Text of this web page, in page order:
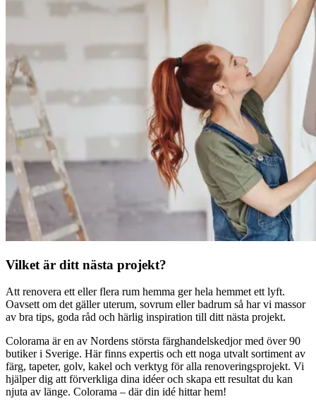
Vilket är ditt nästa projekt?
Att renovera ett eller flera rum hemma ger hela hemmet ett lyft.
Oavsett om det gäller uterum, sovrum eller badrum så har vi massor
av bra tips, goda råd och härlig inspiration till ditt nästa projekt.
Colorama är en av Nordens största färghandelskedjor med över 90
butiker i Sverige. Här finns expertis och ett noga utvalt sortiment av
färg, tapeter, golv, kakel och verktyg för alla renoveringsprojekt. Vi
hjälper dig att förverkliga dina idéer och skapa ett resultat du kan
njuta av länge. Colorama – där din idé hittar hem!